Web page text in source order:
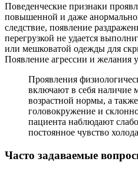
Поведенческие признаки
повышенной и даже
следствие, появление
перегрузкой не удается
или мешковатой одежды для
Появление агрессии и желания
Проявления
включают в себя наличие
возрастной нормы, а также
головокружение и
пациента наблюдают
постоянное чувство
Часто задаваемые